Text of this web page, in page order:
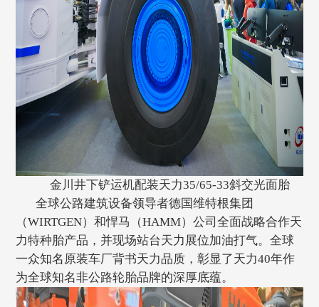
金川井下铲运机配装天力35/65-33斜交光面胎
全球公路建筑设备领导者德国维特根集团
（WIRTGEN）和悍马（HAMM）公司全面战略合作天
力特种胎产品，并现场站台天力展位加油打气。全球
一众知名原装车厂背书天力品质，彰显了天力40年作
为全球知名非公路轮胎品牌的深厚底蕴。